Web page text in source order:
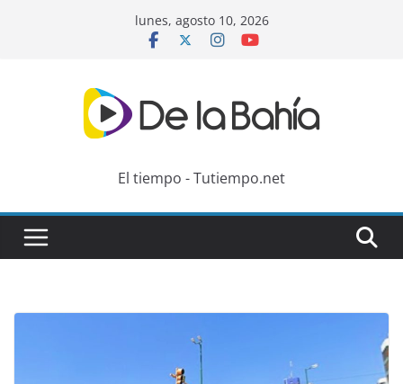
lunes, agosto 10, 2026
El tiempo - Tutiempo.net